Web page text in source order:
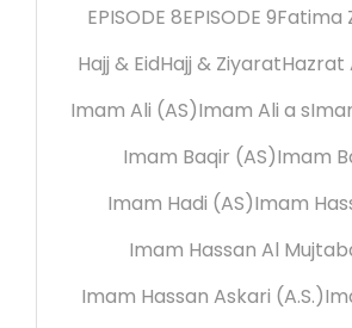
EPISODE 8EPISODE 9Fatima
Hajj & EidHajj & ZiyaratHazrat
Imam Ali (AS)Imam Ali a s
Imam Baqir (AS)Imam
Imam Hadi (AS)Imam
Imam Hassan Al
Imam Hassan Askari (A.S.)